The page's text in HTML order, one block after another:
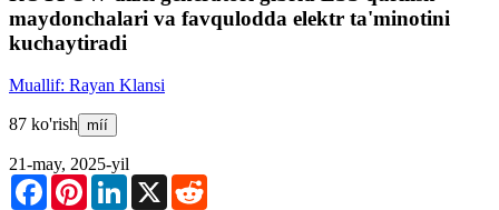
maydonchalari va favqulodda elektr ta'minotini
kuchaytiradi
Muallif: Rayan Klansi
87 ko'rish míí
21-may, 2025-yil
FacebookPinterestLinkedIn
X